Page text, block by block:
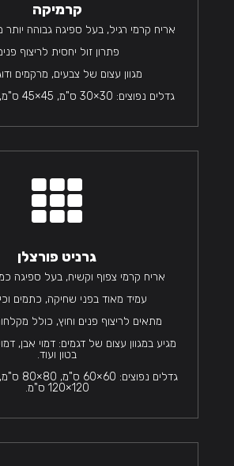
קרמיקה
אריח קרמי רגיל, בעל ספיגה גבוהה יותר
פתרון זול יחסית לריצוף
מגוון עצום של צבעים, מרקמים
גדלים נפוצים: 30×30 ס"מ, 45×45 ס"מ, 60×60 ס"מ.

גרניט פורצלן
אריח קרמי צפוף וקשיח, בעל ספיגה
עמיד מאוד בפני שחיקה, כתמים
מתאים לריצוף פנים וחוץ, כולל
מגיע במגוון עצום של דגמים: דמוי אבן,
בטון ועוד.
120×120 ס"מ.